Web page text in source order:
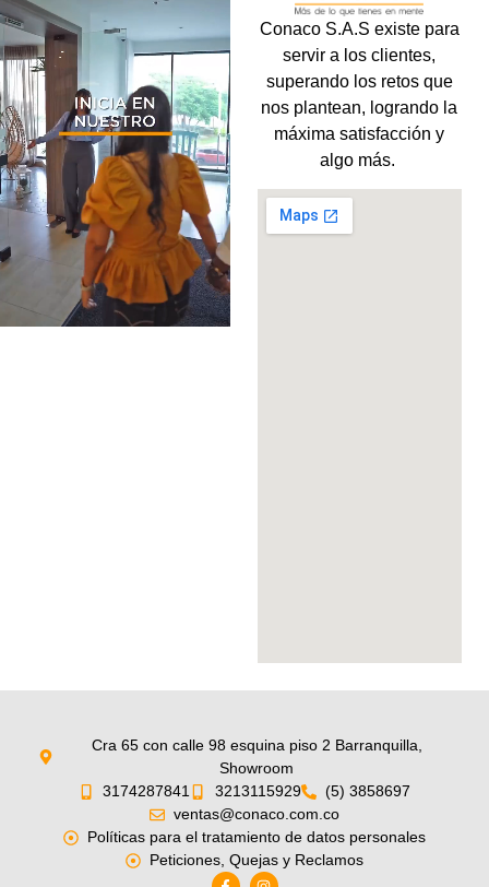
Conaco S.A.S existe para
servir a los clientes,
superando los retos que
nos plantean, logrando la
máxima satisfacción y
algo más.
Políticas para el tratamiento de datos personales
Peticiones, Quejas y Reclamos
Cra 65 con calle 98 esquina piso 2 Barranquilla,
Showroom
3174287841
3213115929
(5) 3858697
ventas@conaco.com.co